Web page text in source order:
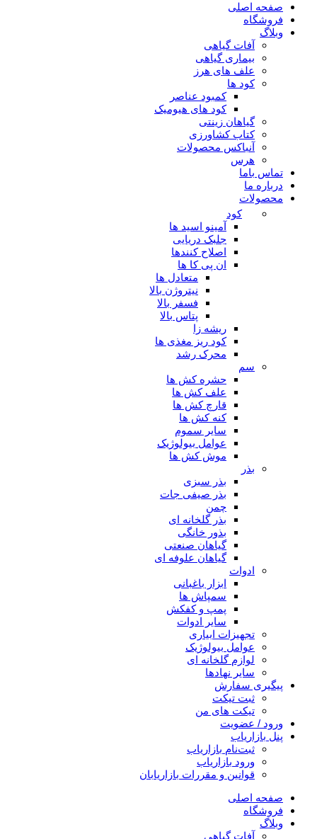
صفحه اصلی
فروشگاه
وبلاگ
آفات گیاهی
بیماری گیاهی
علف های هرز
کود ها
کمبود عناصر
کود های هیومیک
گیاهان زینتی
کتاب کشاورزی
آنباکس محصولات
هرس
تماس باما
درباره ما
محصولات
کود
آمینو اسید ها
جلبک دریایی
اصلاح کنندها
ان پی کا ها
متعادل ها
نیتروژن بالا
فسفر بالا
پتاس بالا
ریشه زا
کود ریز مغذی ها
محرک رشد
سم
حشره کش ها
علف کش ها
قارچ کش ها
کنه کش ها
سایر سموم
عوامل بیولوژیک
موش کش ها
بذر
بذر سبزی
بذر صیفی جات
چمن
بذر گلخانه ای
بذور خانگی
گیاهان صنعتی
گیاهان علوفه ای
ادوات
ابزار باغبانی
سمپاش ها
پمپ و کفکش
سایر ادوات
تجهیزات ابیاری
عوامل بیولوژیک
لوازم گلخانه ای
سایر نهادها
پیگیری سفارش
ثبت تیکت
تیکت های من
ورود / عضویت
پنل بازاریاب
ثبت‌نام بازاریاب
ورود بازاریاب
قوانین و مقررات بازاریابان
صفحه اصلی
فروشگاه
وبلاگ
آفات گیاهی